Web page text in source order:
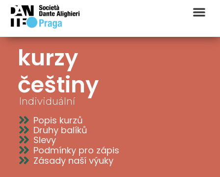
kurzy
češtiny
Individuální
Popis kurzů
Druhy balíků
Slevy
Podmínky pro zápis
Zásady naší výuky